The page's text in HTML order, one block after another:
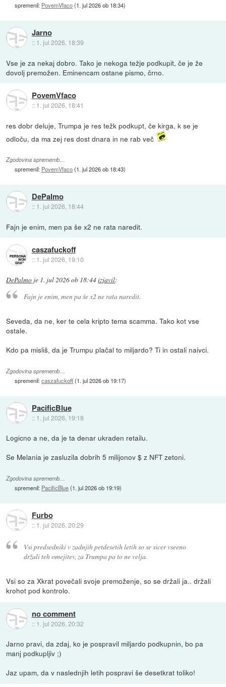
spremenil: PovemVfaco(1. jul 2026 ob 18:34)
Jarno
:: 1. jul 2026, 18:39
Vse je za nekaj dobro. Tako je nekoga težje podkupit, če je že
dovolj premožen. Eminencam ostane pismo, črno.
PovemVfaco
:: 1. jul 2026, 18:41
res dobr deluje, Trumpa je res težk podkupt, če kirga, k se je
odloču, da ma zej res dost dnara in ne rab več
Zgodovina sprememb…
spremenil: PovemVfaco(1. jul 2026 ob 18:43)
DePalmo
:: 1. jul 2026, 18:44
Fajn je enim, men pa še x2 ne rata naredit.
caszafuckoff
:: 1. jul 2026, 19:10
DePalmo je 1. jul 2026 ob 18:44izjavil:
Fajn je enim, men pa še x2 ne rata naredit.
Seveda, da ne, ker te cela kripto tema scamma. Tako kot vse
ostale.
Kdo pa misliš, da je Trumpu plačal to miljardo? Ti in ostali naivci.
Zgodovina sprememb…
spremenil:caszafuckoff(1. jul 2026 ob 19:17)
PacificBlue
:: 1. jul 2026, 19:18
Logicno a ne, da je ta denar ukraden retailu.
Se Melania je zasluzila dobrih 5 milijonov $ z NFT zetoni.
Zgodovina sprememb…
spremenil: PacificBlue(1. jul 2026 ob 19:19)
Furbo
:: 1. jul 2026, 20:29
Vsi predsedniki v zadnjih petdesetih letih so se sicer vseeno
držali teh omejitev, za Trumpa pa to ne velja.
Vsi so za Xkrat povečali svoje premoženje, so se držali ja.. držali
krohot pod kontrolo.
no comment
:: 1. jul 2026, 20:32
Jarno pravi, da zdaj, ko je pospravil miljardo podkupnin, bo pa
manj podkupljiv ;)
Jaz upam, da v naslednjih letih pospravi še desetkrat toliko!